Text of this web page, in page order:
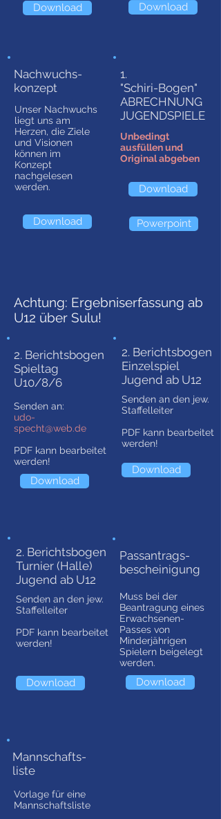
Download Download
Nachwuchs-
konzept
Unser Nachwuchs
liegt uns am
Herzen, die Ziele
und Visionen
können im
Konzept
nachgelesen
werden.
Download
1.
"Schiri-Bogen"
ABRECHNUNG
JUGENDSPIELE
Unbedingt
ausfüllen und
Original abgeben
Download
Powerpoint
Achtung: Ergebniserfassung ab
U12 über Sulu!
2. Berichtsbogen
Spieltag
U10/8/6
Senden an:
udo-
specht@web.de
PDF kann bearbeitet
werden!
Download
2. Berichtsbogen
Einzelspiel
Jugend ab U12
Senden an den jew.
Staffelleiter
PDF kann bearbeitet
werden!
Download
2. Berichtsbogen
Turnier (Halle)
Jugend ab U12
Senden an den jew.
Staffelleiter
PDF kann bearbeitet
werden!
Download
Passantrags-
bescheinigung
Muss bei der
Beantragung eines
Erwachsenen-
Passes von
Minderjährigen
Spielern beigelegt
werden.
Download
Mannschafts-
liste
Vorlage für eine
Mannschaftsliste